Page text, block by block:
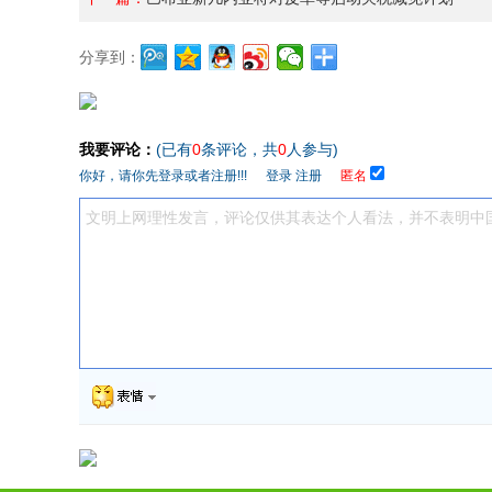
分享到：
我要评论： (已有0条评论，共0人参与)
你好，请你先登录或者注册!!! 登录 注册 匿名